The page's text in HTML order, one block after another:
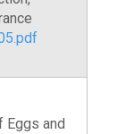
Eggs and